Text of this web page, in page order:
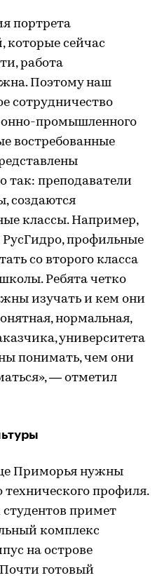
портрета
которые сейчас
работа
Поэтому наш
сотрудничество
промышленного
востребованные
так: преподаватели
создаются
классы. Например,
профильные
со второго класса
Ребята четко
изучать и кем они
нормальная,
университета
понимать, чем они
— отметил
Приморья нужны
технического профиля.
примет
комплекс
на острове
готовый